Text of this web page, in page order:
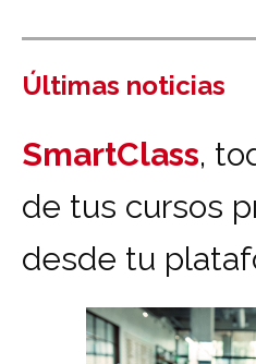
Últimas noticias
SmartClass,
de tus cursos
desde tu